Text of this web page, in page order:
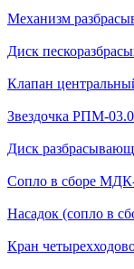
Механизм
Диск
Клапан
Звездочка РПМ-
Диск
Сопло в сборе
Насадок (сопло в
Кран